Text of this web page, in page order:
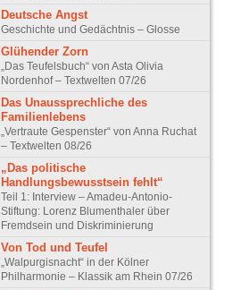
Deutsche Angst
Geschichte und Gedächtnis – Glosse
Glühender Zorn
„Das Teufelsbuch“ von Asta Olivia
Nordenhof – Textwelten 07/26
Das Unaussprechliche des
Familienlebens
„Vertraute Gespenster“ von Anna Ruchat
– Textwelten 08/26
„Das politische
Handlungsbewusstsein fehlt“
Teil 1: Interview – Amadeu-Antonio-
Stiftung: Lorenz Blumenthaler über
Fremdsein und Diskriminierung
Von Tod und Teufel
„Walpurgisnacht“ in der Kölner
Philharmonie – Klassik am Rhein 07/26